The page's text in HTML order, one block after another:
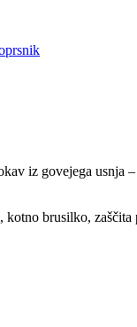
iz govejega
kotno brusilko,